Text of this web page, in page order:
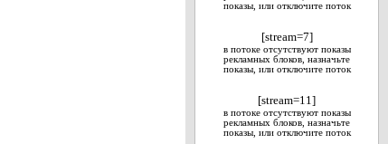
показы, или отключите поток
[stream=7]
в потоке отсутствуют показы
рекламных блоков, назначьте
показы, или отключите поток
[stream=11]
в потоке отсутствуют показы
рекламных блоков, назначьте
показы, или отключите поток